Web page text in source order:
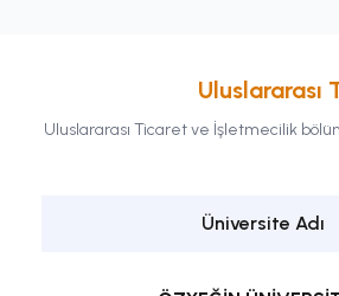
Uluslararası Ticaret ve İşletmecilik
Üniversite Adı